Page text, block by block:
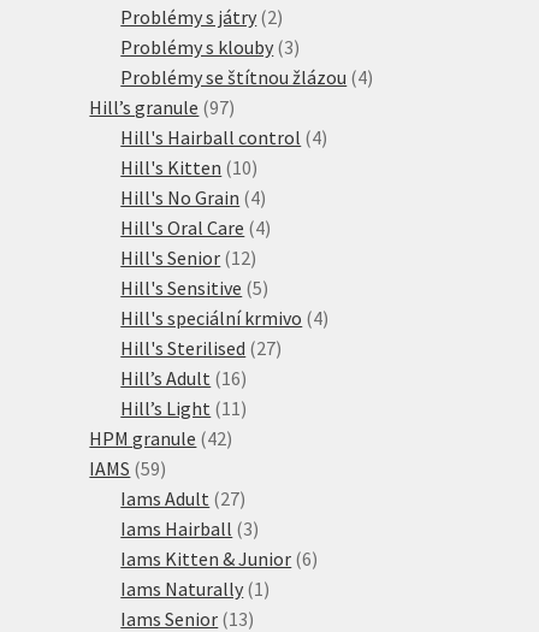
produkty
Problémy s játry 22
produkty
Problémy s klouby 33
produkty
Problémy se štítnou žlázou 44
Hill’s granule 9797
produktů
Hill's Hairball control 44
Hill's Kitten 1010
produktů
Hill's No Grain 44
produkty
Hill's Oral Care 44
Hill's Senior 1212
produktů
Hill's Sensitive 55
produktů
Hill's speciální krmivo 44
Hill's Sterilised 2727
Hill’s Adult 1616
produktů
Hill’s Light 11 11
HPM granule 4242
IAMS 5959
produktů
Iams Adult 2727
produktů
Iams Hairball 33
produkty
Iams Kitten & Junior 66
Iams Naturally 1 1
Iams Senior 1313